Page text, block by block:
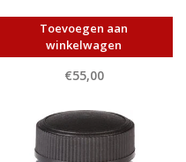
Toevoegen aan
winkelwagen
€55,00